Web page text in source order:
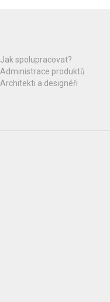
Jak spolupracovat?
Administrace produktů
Architekti a designéři